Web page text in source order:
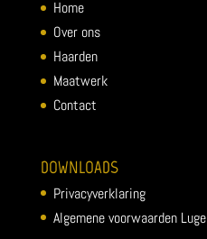
Home
Over ons
Haarden
Maatwerk
Contact
DOWNLOADS
Privacyverklaring
Algemene voorwaarden Luge